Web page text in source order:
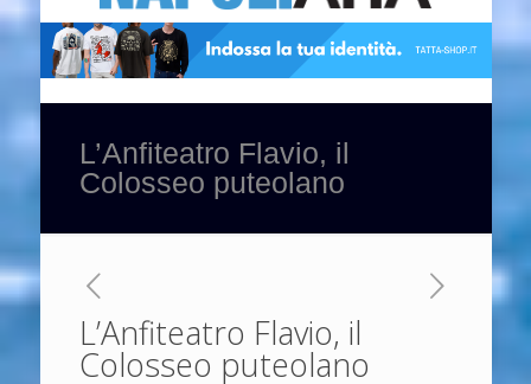
L’Anfiteatro Flavio, il
Colosseo puteolano
L’Anfiteatro Flavio, il
Colosseo puteolano